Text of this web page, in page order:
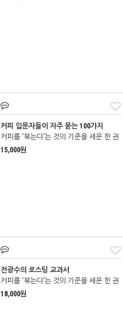
커피 입문자들이 자주 묻는 100가지
커피를 ‘볶는다’는 것의 기준을 세운 한 권
15,000원
전광수의 로스팅 교과서
커피를 ‘볶는다’는 것의 기준을 세운 한 권
18,000원